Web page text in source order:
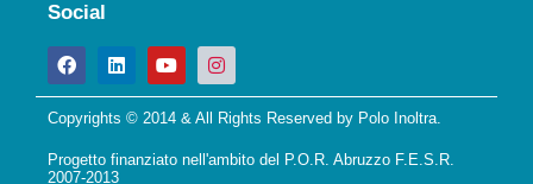
Social
Copyrights © 2014 & All Rights Reserved by Polo Inoltra.
Progetto finanziato nell'ambito del P.O.R. Abruzzo F.E.S.R.
2007-2013